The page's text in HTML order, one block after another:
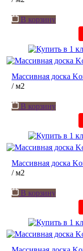
В корзину
Массивная доска
/ м2
В корзину
Массивная доска
/ м2
В корзину